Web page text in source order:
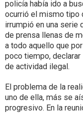
policía había ido a
ocurrió el mismo tipo
irrumpió en una serie
de prensa llenas de
a todo aquello que
poco tiempo,
de actividad ilegal.
El problema de la
uno de ella, más se
progresivo. En la